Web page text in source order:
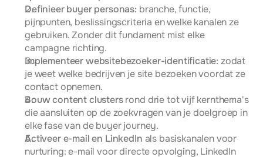
Definieer buyer personas: branche, functie,
pijnpunten, beslissingscriteria en welke kanalen ze
gebruiken. Zonder dit fundament mist elke
campagne richting.
Implementeer websitebezoeker-identificatie: zodat
je weet welke bedrijven je site bezoeken voordat ze
contact opnemen.
Bouw content clusters rond drie tot vijf kernthema's
die aansluiten op de zoekvragen van je doelgroep in
elke fase van de buyer journey.
Activeer e-mail en LinkedIn als basiskanalen voor
nurturing: e-mail voor directe opvolging, LinkedIn